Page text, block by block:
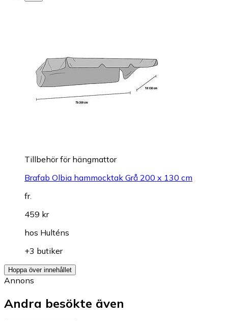
Tillbehör för hängmattor
Brafab Olbia hammocktak Grå 200 x 130 cm
fr.
459 kr
hos Hulténs
+3 butiker
Hoppa över innehållet
Annons
Andra besökte även